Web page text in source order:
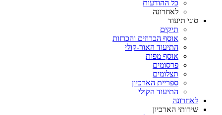
כל ההודעות
לאחרונה
סוגי תיעוד
תיקים
אוסף הכרוזים והכרזות
התיעוד האור-קולי
אוסף מפות
פרסומים
תצלומים
ספריית הארכיון
התיעוד הקולי
לאחרונה
שירותי הארכיון